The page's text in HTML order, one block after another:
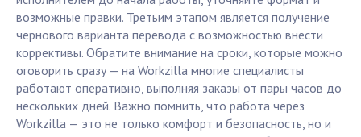
возможные правки. Третьим этапом является получение
чернового варианта перевода с возможностью внести
коррективы. Обратите внимание на сроки, которые можно
оговорить сразу — на Workzilla многие специалисты
работают оперативно, выполняя заказы от пары часов до
нескольких дней. Важно помнить, что работа через
Workzilla — это не только комфорт и безопасность, но и